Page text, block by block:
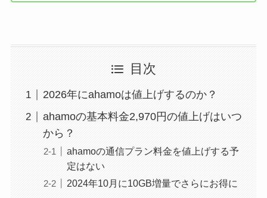
目次
2026年にahamoは値上げするのか？
ahamoの基本料金2,970円の値上げはいつ
から？
ahamoの通信プラン料金を値上げする予
定はない
2024年10月に10GB増量でさらにお得に